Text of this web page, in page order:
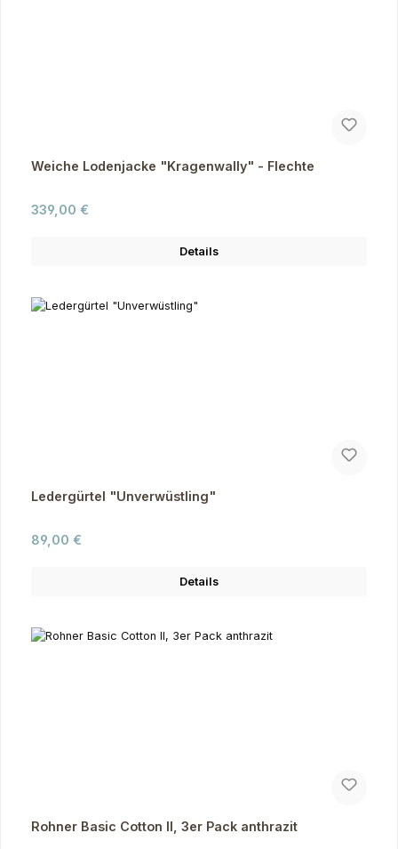
Weiche Lodenjacke "Kragenwally" - Flechte
Regulärer Preis:
339,00 €
Details
Ledergürtel "Unverwüstling"
Regulärer Preis:
89,00 €
Details
Rohner Basic Cotton II, 3er Pack anthrazit